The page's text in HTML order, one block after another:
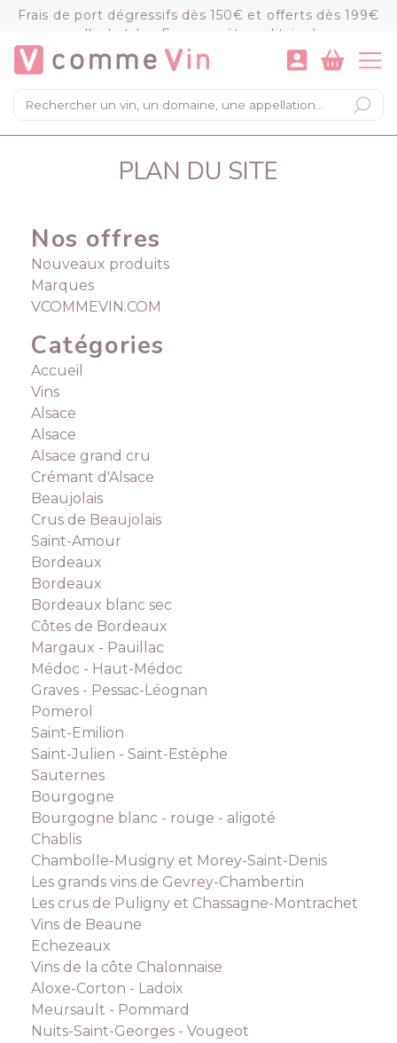
Frais de port dégressifs dès 150€ et offerts dès 199€
d'achat (en France métropolitaine)
×
Mon panier
Chargement du panier...
VOIR LE PANIER COMMANDER
PLAN DU SITE
Nos offres
Nouveaux produits
Marques
VCOMMEVIN.COM
Catégories
Accueil
Vins
Alsace
Alsace
Alsace grand cru
Crémant d'Alsace
Beaujolais
Crus de Beaujolais
Saint-Amour
Bordeaux
Bordeaux
Bordeaux blanc sec
Côtes de Bordeaux
Margaux - Pauillac
Médoc - Haut-Médoc
Graves - Pessac-Léognan
Pomerol
Saint-Emilion
Saint-Julien - Saint-Estèphe
Sauternes
Bourgogne
Bourgogne blanc - rouge - aligoté
Chablis
Chambolle-Musigny et Morey-Saint-Denis
Les grands vins de Gevrey-Chambertin
Les crus de Puligny et Chassagne-Montrachet
Vins de Beaune
Echezeaux
Vins de la côte Chalonnaise
Aloxe-Corton - Ladoix
Meursault - Pommard
Nuits-Saint-Georges - Vougeot
Panneau de gestion des cookies